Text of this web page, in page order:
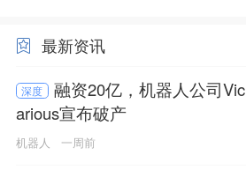
最新资讯
深度
融资20亿，机器人公司Vic
arious宣布破产
机器人 一周前